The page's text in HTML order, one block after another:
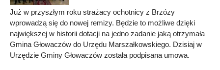
Już w przyszłym roku strażacy ochotnicy z Brzózy
wprowadzą się do nowej remizy. Będzie to możliwe dzięki
największej w historii dotacji na jedno zadanie jaką otrzymała
Gmina Głowaczów do Urzędu Marszałkowskiego. Dzisiaj w
Urzędzie Gminy Głowaczów została podpisana umowa.